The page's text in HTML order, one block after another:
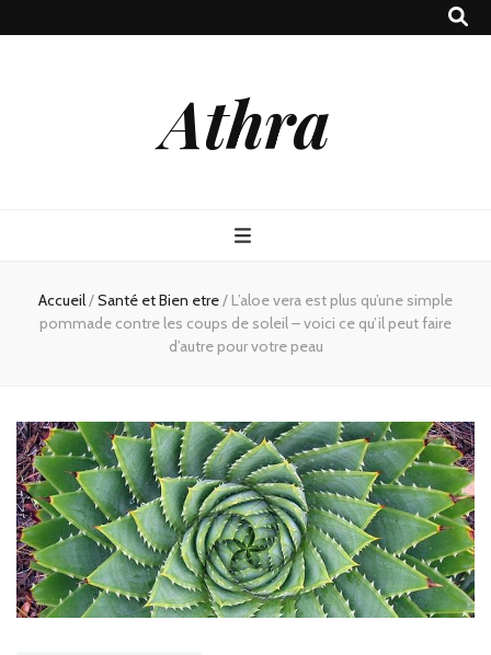
Athra
Accueil/Santé et Bien etre/ L’aloe vera est plus qu’une simple
pommade contre les coups de soleil – voici ce qu’il peut faire
d’autre pour votre peau